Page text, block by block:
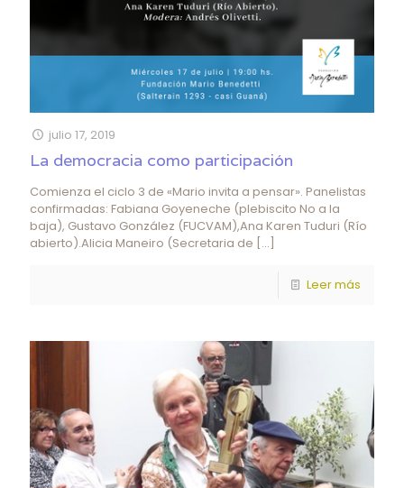
julio 17, 2019
La democracia como participación
Comienza el ciclo 3 de «Mario invita a pensar». Panelistas
confirmadas: Fabiana Goyeneche (plebiscito No a la
baja), Gustavo González (FUCVAM),Ana Karen Tuduri (Río
abierto).Alicia Maneiro (Secretaria de […]
Leer más